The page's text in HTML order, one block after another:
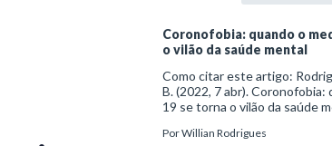
Coronofobia: quando o
o vilão da saúde mental
Como citar este artigo:
B. (2022, 7 abr). Coronofobia:
19 se torna o vilão da saúde
medo-da-covid-19-se-torna-
PorWillian Rodrigues